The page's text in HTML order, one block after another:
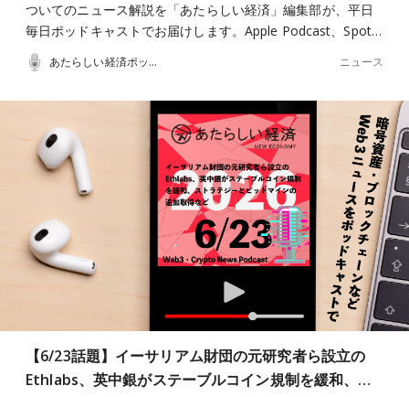
ついてのニュース解説を「あたらしい経済」編集部が、平日
毎日ポッドキャストでお届けします。Apple Podcast、Spot…
あたらしい経済ポッドキャスト ニュース
【6/23話題】イーサリアム財団の元研究者ら設立の
Ethlabs、英中銀がステーブルコイン規制を緩和、…